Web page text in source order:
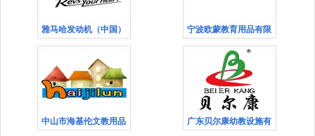
雅马哈发动机（中国） 宁波欧蒙教育用品有限
中山市海基伦文教用品 广东贝尔康幼教设施有